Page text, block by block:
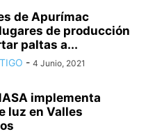
de Apurímac
de producción
paltas a...
- 4 Junio, 2021
implementa
luz en Valles